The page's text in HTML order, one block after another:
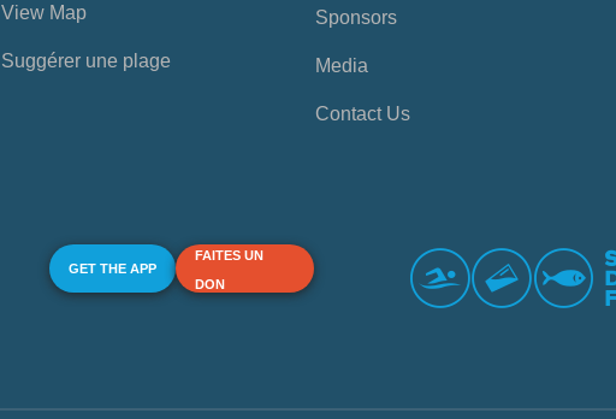
View Map
Suggérer une plage
Sponsors
Media
Contact Us
GET THE APP
FAITES UN
DON